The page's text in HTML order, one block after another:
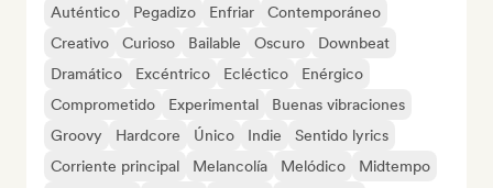
Auténtico Pegadizo Enfriar
Contemporáneo
Creativo
Curioso Bailable Oscuro
Downbeat
Dramático
Excéntrico Ecléctico
Enérgico
Comprometido
Experimental
Buenas vibraciones
Groovy
Hardcore Único Indie
Sentido lyrics
Corriente principal
Melancolía Melódico
Midtempo